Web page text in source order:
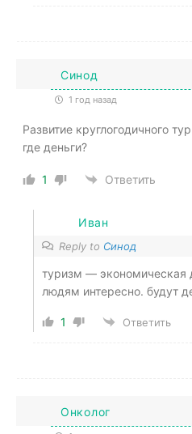
Синод
1 год назад
Развитие круглогодичного
где деньги?
1 Ответить
Иван
Reply to Синод
туризм — экономическая
людям интересно. будут
1 Ответить
Онколог